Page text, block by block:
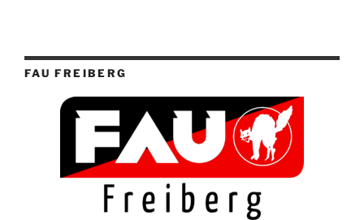
FAU FREIBERG